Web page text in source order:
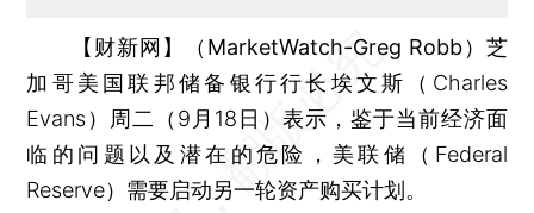
【财新网】（MarketWatch-Greg Robb） 芝
加哥美国联邦储备银行行长埃文斯（Charles
Evans）周二（9月18日）表示，鉴于当前经济面
临的问题以及潜在的危险，美联储（Federal
Reserve）需要启动另一轮资产购买计划。